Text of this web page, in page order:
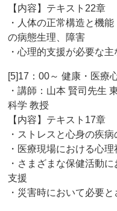
【内容】テキスト22章
・人体の正常構造と機
の病態生理、障害
・心理的支援が必要な
[5]17：00～ 健康・医療
・講師：山本 賢司先生
科学 教授
【内容】テキスト17章
・ストレスと心身の疾
・医療現場における心
・さまざまな保健活動
支援
・災害時において必要